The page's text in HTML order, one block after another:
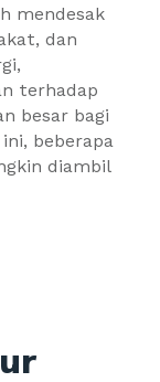
mendesak
dan
terhadap
besar bagi
beberapa
diambil